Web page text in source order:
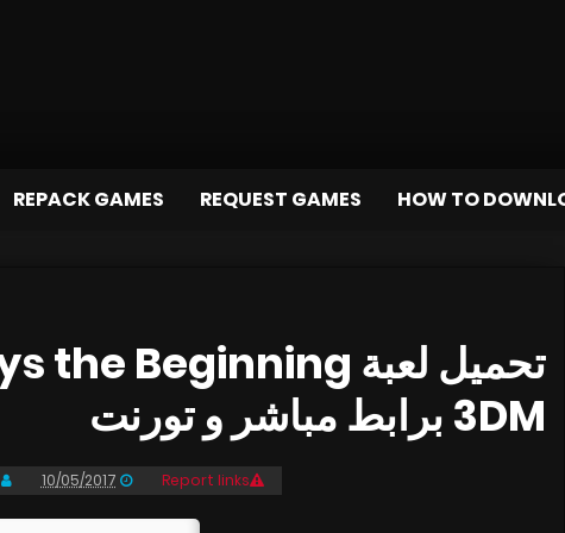
REPACK GAMES REQUEST GAMES HOW TO
3DM برابط مباشر و تورنت
10/05/2017 Report links